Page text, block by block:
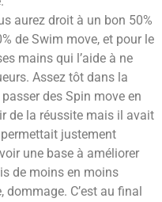
aurez droit à un bon 50%
de Swim move, et pour le
mains qui l’aide à ne
Assez tôt dans la
des Spin move en
de la réussite mais il avait
justement
une base à améliorer
de moins en moins
C’est au final